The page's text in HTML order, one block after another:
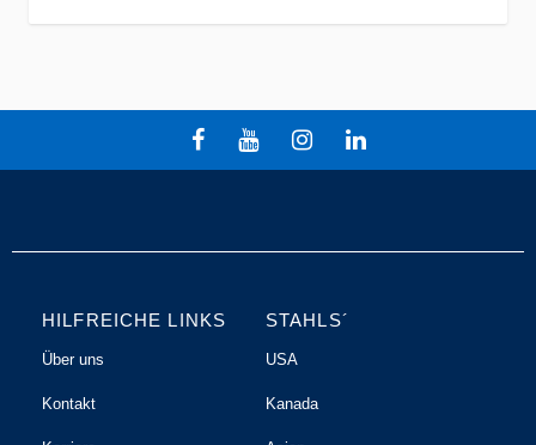
HILFREICHE LINKS
Über uns
Kontakt
STAHLS´
USA
Kanada